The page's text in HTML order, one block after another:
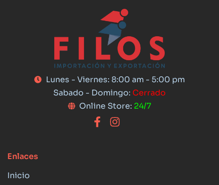
Lunes - Viernes: 8:00 am - 5:00 pm
Sabado - Domingo: Cerrado
Online Store: 24/7
Enlaces
Inicio